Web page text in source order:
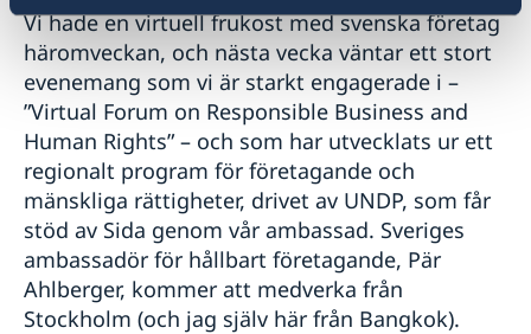
Vi hade en virtuell frukost med svenska företag
häromveckan, och nästa vecka väntar ett stort
evenemang som vi är starkt engagerade i –
”Virtual Forum on Responsible Business and
Human Rights” – och som har utvecklats ur ett
regionalt program för företagande och
mänskliga rättigheter, drivet av UNDP, som får
stöd av Sida genom vår ambassad. Sveriges
ambassadör för hållbart företagande, Pär
Ahlberger, kommer att medverka från
Stockholm (och jag själv här från Bangkok).